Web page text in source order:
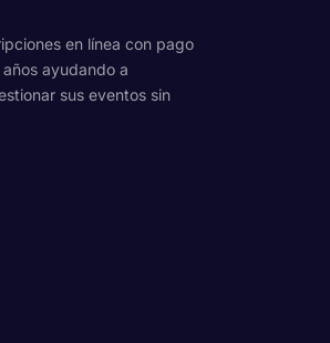
en línea con pago
ayudando a
sus eventos sin